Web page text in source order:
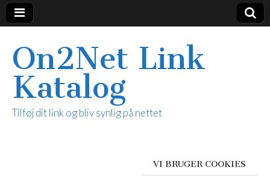
On2Net Link
Katalog
Tilføj dit link og bliv synlig på nettet
VI BRUGER COOKIES